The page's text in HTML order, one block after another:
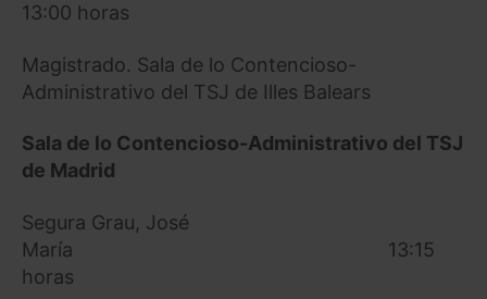
13:00 horas
Magistrado. Sala de lo Contencioso-
Administrativo del TSJ de Illes Balears
Sala de lo Contencioso-Administrativo del TSJ
de Madrid
Segura Grau, José
María 13:15
horas